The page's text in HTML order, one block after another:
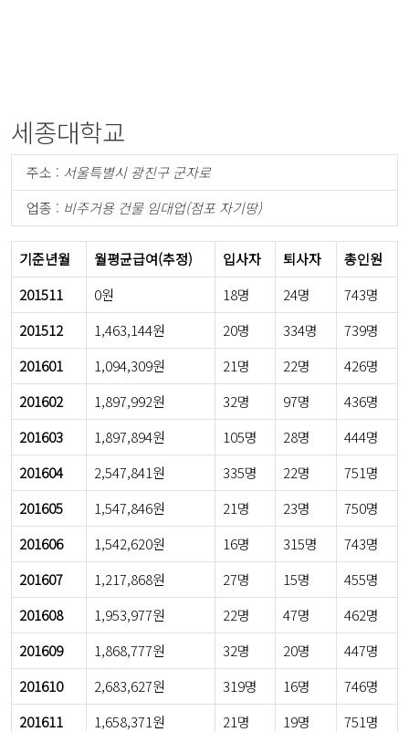
세종대학교
주소 : 서울특별시 광진구 군자로
업종 : 비주거용 건물 임대업(점포 자기땅)
기준년월 월평균급여(추정) 입사자 퇴사자
총인원
201511
0원 18명 24명
743명
201512
1,463,144원 20명 334명
739명
201601
1,094,309원 21명 22명
426명
201602
1,897,992원 32명 97명
436명
201603
1,897,894원 105명 28명
444명
201604
2,547,841원 335명 22명
751명
201605
1,547,846원 21명 23명
750명
201606
1,542,620원 16명 315명
743명
201607
1,217,868원 27명 15명
455명
201608
1,953,977원 22명 47명
462명
201609
1,868,777원 32명 20명
447명
201610
2,683,627원 319명 16명
746명
201611
1,658,371원 21명 19명
751명